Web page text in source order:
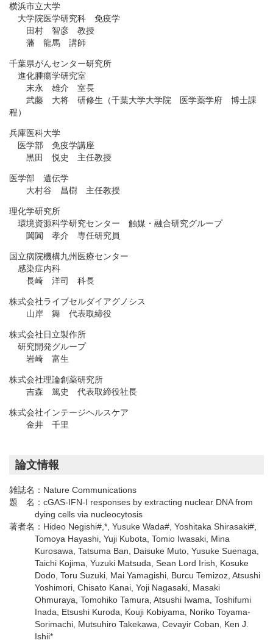
横浜市立大学
大学院医学研究科 免疫学
田村 智彦 教授
藩 龍馬 講師
千葉県がんセンター研究所
進化腫瘍学研究室
末永 雄介 室長
武藤 大将 研修生（千葉大学大学院 医学薬学府 博士課
程）
兵庫医科大学
医学部 免疫学講座
黒田 悦史 主任教授
医学部 遺伝学
大村谷 昌樹 主任教授
理化学研究所
環境資源科学研究センター 触媒・融合研究グループ
闐闐 孝介 専任研究員
国立病院機構九州医療センター
感染症内科
長崎 洋司 科長
株式会社ライブセルダイアグノシス
山岸 舞 代表取締役
株式会社日立製作所
研究開発グループ
岩崎 富生
株式会社理論創薬研究所
吉森 篤史 代表取締役社長
株式会社インテージヘルスケア
金井 千里
論文情報
雑誌名： Nature Communications
題 名： cGAS-IFN-I responses by extracting nuclear DNA from
dying cells via nucleocytosis
著者名： Hideo Negishi#,*, Yusuke Wada#, Yoshitaka Shirasaki#,
Tomoya Hayashi, Yuji Kubota, Tomio Iwasaki, Mina
Kurosawa, Tatsuma Ban, Daisuke Muto, Yusuke Suenaga,
Taichi Kojima, Yuzuki Matsuda, Sean Lord Irish, Kosuke
Dodo, Toru Suzuki, Mai Yamagishi, Burcu Temizoz, Atsushi
Yoshimori, Chisato Kanai, Yoji Nagasaki, Masaki
Ohmuraya, Tomohiko Tamura, Atsushi Iwama, Toshifumi
Inada, Etsushi Kuroda, Kouji Kobiyama, Noriko Toyama-
Sorimachi, Mutsuhiro Takekawa, Cevayir Coban, Ken J.
Ishii*